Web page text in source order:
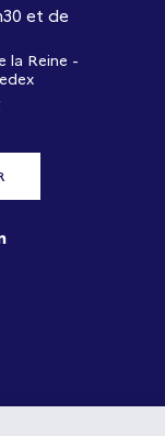
et de
la Reine -